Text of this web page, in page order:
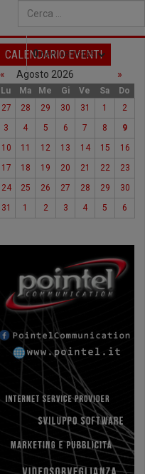
Type 2 or more characters
0 NEW ARTICLES
CALENDARIO EVENTI
« Agosto 2026 »
Lu Ma Me Gi Ve Sa
Do
27
28 29 30 31 1
2
3
4 5 6 7 8
9
10
11 12 13 14 15
16
17
18 19 20 21 22
23
24
25 26 27 28 29
30
31
1 2 3 4 5 6